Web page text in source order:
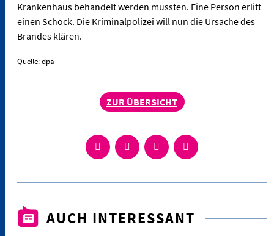
Krankenhaus behandelt werden mussten. Eine Person erlitt
einen Schock. Die Kriminalpolizei will nun die Ursache des
Brandes klären.
Quelle: dpa
ZUR ÜBERSICHT
AUCH INTERESSANT